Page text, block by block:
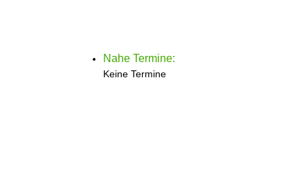
Nahe Termine:
Keine Termine